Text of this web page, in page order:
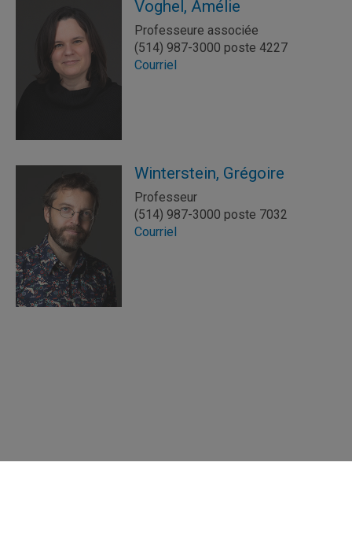
Voghel, Amélie
Professeure associée
(514) 987-3000 poste 4227
Courriel
Winterstein, Grégoire
Professeur
(514) 987-3000 poste 7032
Courriel